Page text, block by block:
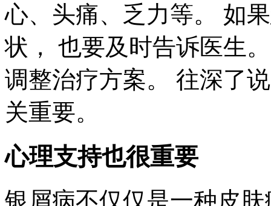
心、头痛、乏力等。 如
状， 也要及时告诉医生
调整治疗方案。 往深了
关重要。
心理支持也很重要
银屑病不仅仅是一种皮